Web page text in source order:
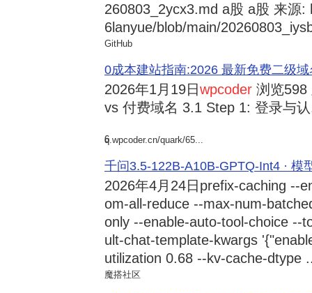
260803_2ycx3.md a股 a股 来源
6lanyue/blob/main/
GitHub
0成本建站指南:2026 最新免费二级
2026年1月19日wpcoder 浏览598
vs 付费域名 3.1 Step 1: 登录与
6
q.wpcoder.cn/quark/65...
千问3.5-122B-A10B-GPTQ-Int4 · 模
2026年4月24日 prefix-caching --
om-all-reduce --max-num-
only --enable-auto-tool-choice --
ult-chat-template-kwargs
utilization 0.68 --kv-cache-dtype
魔搭社区